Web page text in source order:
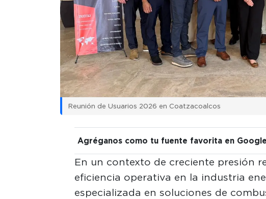
Reunión de Usuarios 2026 en Coatzacoalcos
Agréganos como tu fuente favorita en Google
En un contexto de creciente presión
eficiencia operativa en la industria
especializada en soluciones de